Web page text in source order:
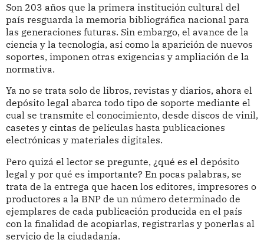
Son 203 años que la primera institución cultural del
país resguarda la memoria bibliográfica nacional para
las generaciones futuras. Sin embargo, el avance de la
ciencia y la tecnología, así como la aparición de nuevos
soportes, imponen otras exigencias y ampliación de la
normativa.
Ya no se trata solo de libros, revistas y diarios, ahora el
depósito legal abarca todo tipo de soporte mediante el
cual se transmite el conocimiento, desde discos de vinil,
casetes y cintas de películas hasta publicaciones
electrónicas y materiales digitales.
Pero quizá el lector se pregunte, ¿qué es el depósito
legal y por qué es importante? En pocas palabras, se
trata de la entrega que hacen los editores, impresores o
productores a la BNP de un número determinado de
ejemplares de cada publicación producida en el país
con la finalidad de acopiarlas, registrarlas y ponerlas al
servicio de la ciudadanía.